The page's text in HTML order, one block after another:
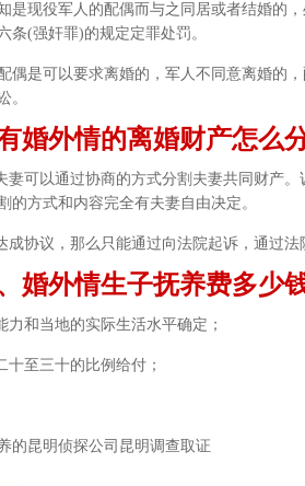
役军人的配偶而与之同居或者结婚的，
条(强奸罪)的规定定罪处罚。
可以要求离婚的，军人不同意离婚的，
。
外情的离婚财产怎么
以通过协商的方式分割夫妻共同财产。
方式和内容完全有夫妻自由决定。
议，那么只能通过向法院起诉，通过法
外情生子抚养费多少
和当地的实际生活水平确定；
至三十的比例给付；
昆明侦探公司昆明调查取证